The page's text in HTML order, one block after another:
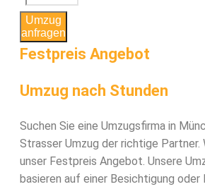
Umzug
anfragen
Festpreis Angebot
Umzug nach Stunden
Suchen Sie eine Umzugsfirma in
Strasser Umzug der richtige Partner.
unser Festpreis Angebot. Unsere
basieren auf einer Besichtigung oder